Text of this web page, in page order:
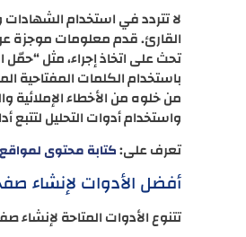
لا تتردد في استخدام الشهادات
القارئ. قدم معلومات موجزة
تحث على اتخاذ إجراء، مثل
باستخدام الكلمات المفتاحية
من خلوه من الأخطاء الإملائية
واستخدام أدوات التحليل لتتبع
تعرف على:كتابة محتوى
أفضل الأدوات لإنشاء
تتنوع الأدوات المتاحة